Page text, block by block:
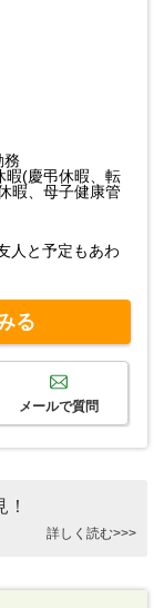
務
暇(慶弔休暇、転
暇、母子健康管
人と予定もあわ
る
メールで質問
詳しく読む>>>